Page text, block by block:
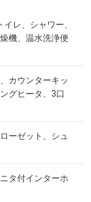
レ、シャワー、
機、温水洗浄便
カウンターキッ
グヒータ、3口
ーゼット、シュ
タ付インターホ